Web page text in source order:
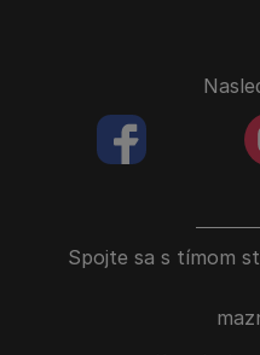
Spojte sa s tímom